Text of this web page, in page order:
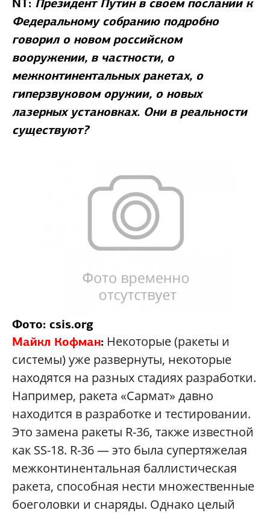
NT: Президент Путин в своем послании к
Федеральному собранию подробно
говорил о новом российском
вооружении, в частности, о
межконтинентальных ракетах, о
гиперзвуковом оружии, о новых
лазерных установках. Они в реальности
существуют?
Фото: csis.org
Майкл Кофман: Некоторые (ракеты и
системы) уже развернуты, некоторые
находятся на разных стадиях разработки.
Например, ракета «Сармат» давно
находится в разработке и тестировании.
Это замена ракеты R-36, также известной
как SS-18. R-36 — это была супертяжелая
межконтинентальная баллистическая
ракета, способная нести множественные
боеголовки и снаряды. Однако целый